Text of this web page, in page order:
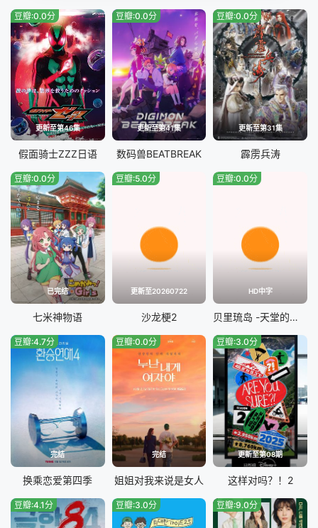
更新至第46集
豆瓣:0.0分
假面骑士ZZZ日语
更新至第41集
豆瓣:0.0分
数码兽BEATBREAK
更新至第31集
豆瓣:0.0分
霹雳兵涛
已完结
豆瓣:0.0分
七米神物语
更新至20260722
豆瓣:5.0分
沙龙梗2
HD中字
豆瓣:0.0分
贝里琉岛 -天堂的格尔尼卡-
完结
豆瓣:4.7分
换乘恋爱第四季
完结
豆瓣:0.0分
姐姐对我来说是女人
更新至第08期
豆瓣:3.0分
这样对吗？！2
豆瓣:4.1分 豆瓣:3.0分 豆瓣:9.0分